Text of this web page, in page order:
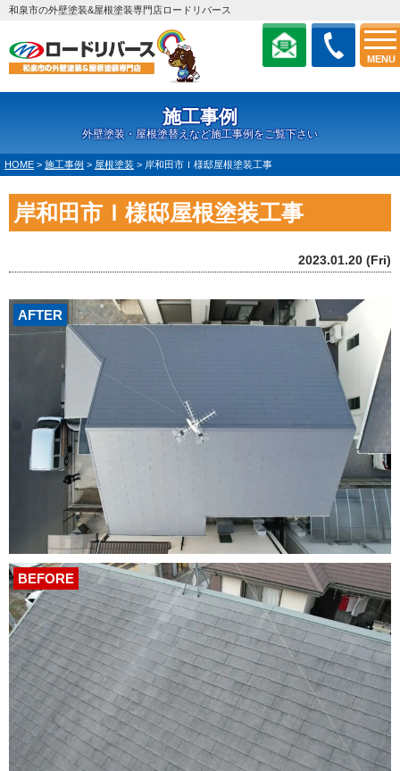
MENU
和泉市の外壁塗装&屋根塗装専門店ロードリバース
施工事例
外壁塗装・屋根塗替えなど施工事例をご覧下さい
HOME > 施工事例 > 屋根塗装 > 岸和田市Ｉ様邸屋根塗装工事
岸和田市Ｉ様邸屋根塗装工事
2023.01.20 (Fri)
AFTER
BEFORE